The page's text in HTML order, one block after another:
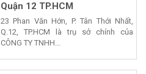
Quận 12 TP.HCM
23 Phan Văn Hớn, P. Tân Thới Nhất,
Q.12, TP.HCM là trụ sở chính của
CÔNG TY TNHH...